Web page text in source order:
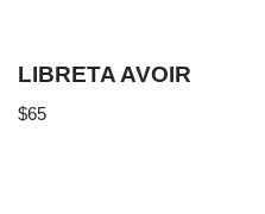
LIBRETA AVOIR
$65